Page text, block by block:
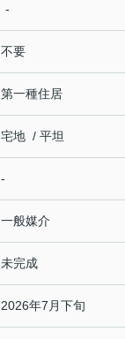
-
不要
第一種住居
宅地 / 平坦
-
一般媒介
未完成
2026年7月下旬